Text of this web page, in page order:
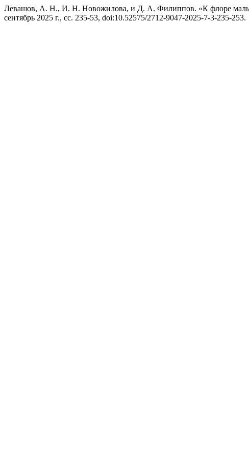
Левашов, А. Н., И. Н. Новожилова, и Д. А. Филиппов. «К флоре
сентябрь 2025 г., сс. 235-53, doi:10.52575/2712-9047-2025-7-3-235-253.